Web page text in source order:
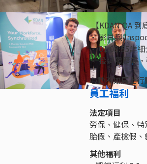
【KDAN QA 到
• 影片與
• 01:08:55詳細
• 投遞履歷前，
心動不如馬上行
員工福利
法定項目
勞保、健保、
胎假、產檢假
其他福利